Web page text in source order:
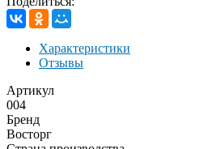
Характеристики
Отзывы
Артикул
004
Бренд
Восторг